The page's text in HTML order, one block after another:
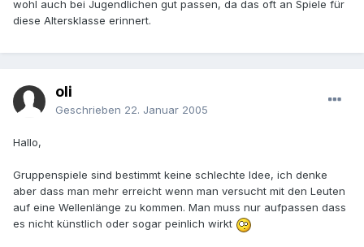
wohl auch bei Jugendlichen gut passen, da das oft an Spiele für
diese Altersklasse erinnert.
oli
Geschrieben 22. Januar 2005
Hallo,
Gruppenspiele sind bestimmt keine schlechte Idee, ich denke
aber dass man mehr erreicht wenn man versucht mit den Leuten
auf eine Wellenlänge zu kommen. Man muss nur aufpassen dass
es nicht künstlich oder sogar peinlich wirkt